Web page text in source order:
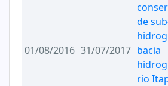
01/08/2016 31/07/2017
de
bacia
rio